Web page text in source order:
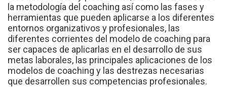
la metodología del coaching así como las fases y
herramientas que pueden aplicarse a los diferentes
entornos organizativos y profesionales, las
diferentes corrientes del modelo de coaching para
ser capaces de aplicarlas en el desarrollo de sus
metas laborales, las principales aplicaciones de los
modelos de coaching y las destrezas necesarias
que desarrollen sus competencias profesionales.